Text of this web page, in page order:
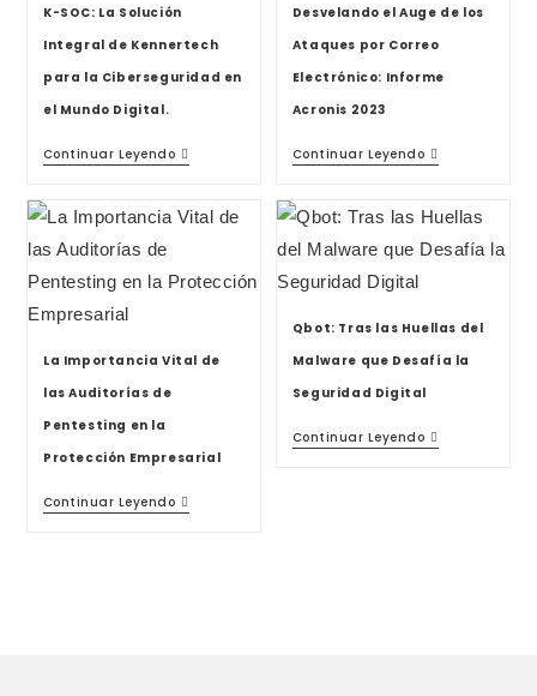
K-SOC: La Solución
Integral de Kennertech
para la Ciberseguridad en
el Mundo Digital.
Continuar Leyendo
Desvelando el Auge de los
Ataques por Correo
Electrónico: Informe
Acronis 2023
Continuar Leyendo
La Importancia Vital de
las Auditorías de
Pentesting en la
Protección Empresarial
Continuar Leyendo
Qbot: Tras las Huellas del
Malware que Desafía la
Seguridad Digital
Continuar Leyendo